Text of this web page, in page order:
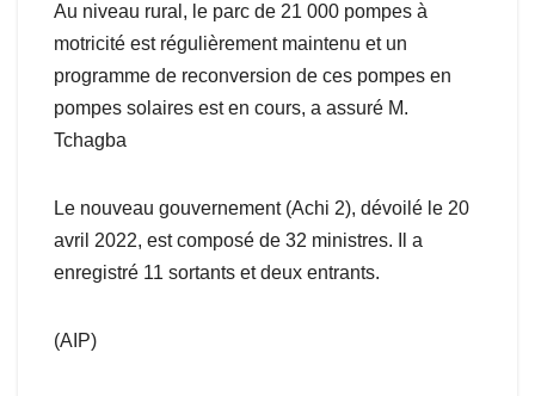
Au niveau rural, le parc de 21 000 pompes à
motricité est régulièrement maintenu et un
programme de reconversion de ces pompes en
pompes solaires est en cours, a assuré M.
Tchagba
Le nouveau gouvernement (Achi 2), dévoilé le 20
avril 2022, est composé de 32 ministres. Il a
enregistré 11 sortants et deux entrants.
(AIP)